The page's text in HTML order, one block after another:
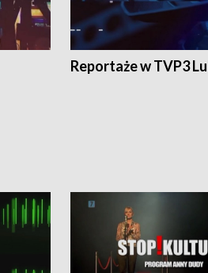
Reportaże w TVP3